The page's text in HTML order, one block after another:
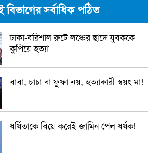
বিভাগের সর্বাধিক পঠিত
ঢাকা-বরিশাল রুটে লঞ্চের ছাদে যুবককে
কুপিয়ে হত্যা
বাবা, চাচা বা ফুফা নয়, হত্যাকারী স্বয়ং মা!
ধর্ষিতাকে বিয়ে করেই জামিন পেল ধর্ষক!